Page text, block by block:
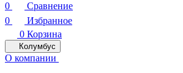
0
Сравнение
0
Избранное
0 Корзина
Колумбус
О компании